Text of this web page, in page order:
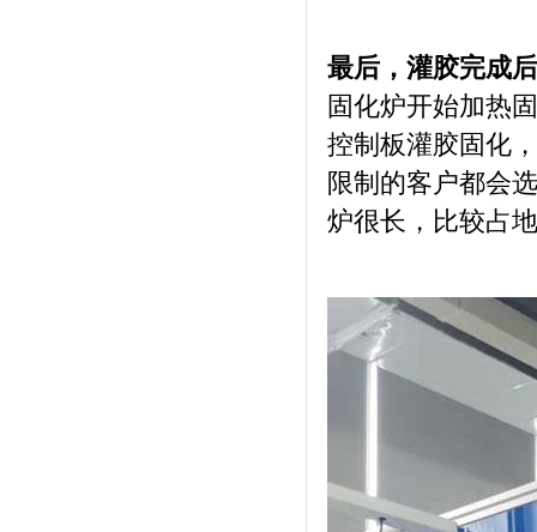
最后，灌胶完成
固化炉开始加热
控制板灌胶固化
限制的客户都会
炉很长，比较占